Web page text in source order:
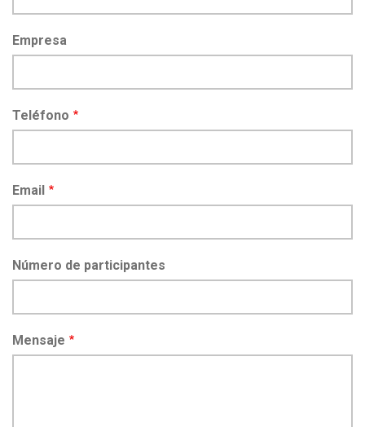
Empresa
Teléfono
Email
Número de participantes
Mensaje